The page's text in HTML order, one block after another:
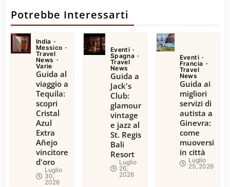
Potrebbe Interessarti
India
Messico
Travel
News
Varie
Guida al
viaggio a
Tequila:
scopri
Cristal
Azul
Extra
Añejo
vincitore
d'oro
Luglio
30,
2026
Eventi
Spagna
Travel
News
Guida a
Jack's
Club:
glamour
vintage
e jazz al
St. Regis
Bali
Resort
Luglio
26,
2026
Eventi
Francia
Travel
News
Guida ai
migliori
servizi di
autista a
Ginevra:
come
muoversi
in città
Luglio
25, 2026